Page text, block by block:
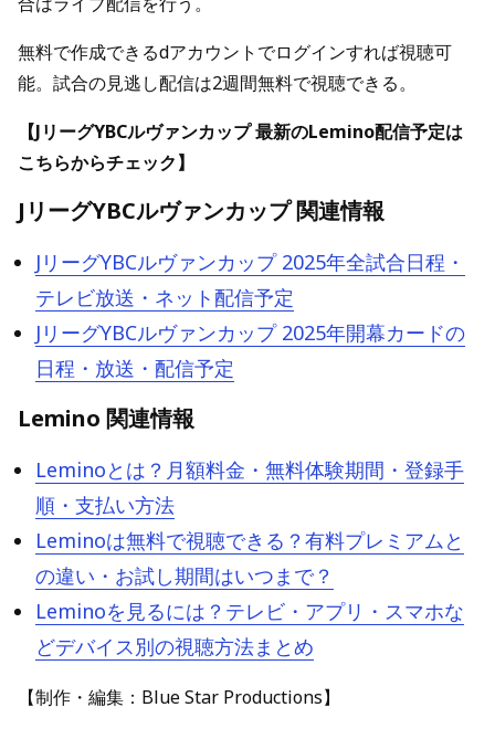
無料で作成できるdアカウントでログインすれば視聴可
能。試合の見逃し配信は2週間無料で視聴できる。
【JリーグYBCルヴァンカップ 最新のLemino配信予定は
こちらからチェック】
JリーグYBCルヴァンカップ 関連情報
JリーグYBCルヴァンカップ 2025年全試合日程・
テレビ放送・ネット配信予定
JリーグYBCルヴァンカップ 2025年開幕カードの
日程・放送・配信予定
Lemino 関連情報
Leminoとは？月額料金・無料体験期間・登録手
順・支払い方法
Leminoは無料で視聴できる？有料プレミアムと
の違い・お試し期間はいつまで？
Leminoを見るには？テレビ・アプリ・スマホな
どデバイス別の視聴方法まとめ
【制作・編集：Blue Star Productions】